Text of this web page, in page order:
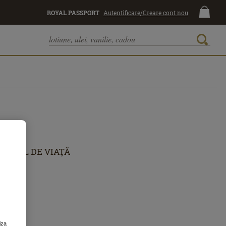
ROYAL PASSPORT Autentificare/Creare cont nou
STIL DE VIAŢĂ